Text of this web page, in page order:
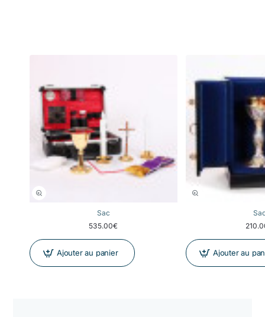
Sac
535.00€
Ajouter au panier Ajouter au